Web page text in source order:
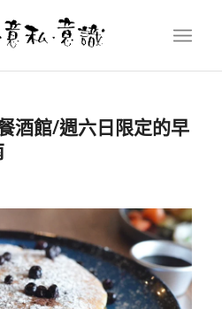
酒館/週六日限定的早